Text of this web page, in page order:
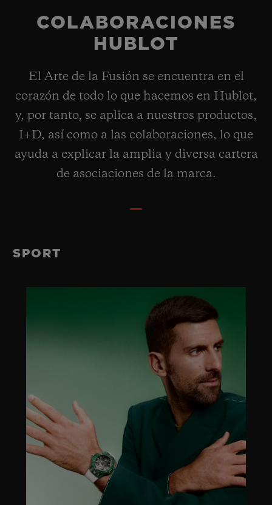
COLABORACIONES
HUBLOT
El Arte de la Fusión se encuentra en el
corazón de todo lo que hacemos en Hublot,
y, por tanto, se aplica a nuestros productos,
I+D, así como a las colaboraciones, lo que
ayuda a explicar la amplia y diversa cartera
de asociaciones de la marca.
SPORT